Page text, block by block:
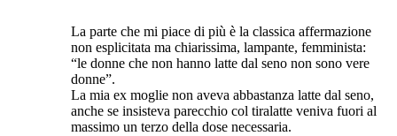
La parte che mi piace di più è la classica affermazione
non esplicitata ma chiarissima, lampante, femminista:
“le donne che non hanno latte dal seno non sono vere
donne”.
La mia ex moglie non aveva abbastanza latte dal seno,
anche se insisteva parecchio col tiralatte veniva fuori al
massimo un terzo della dose necessaria.